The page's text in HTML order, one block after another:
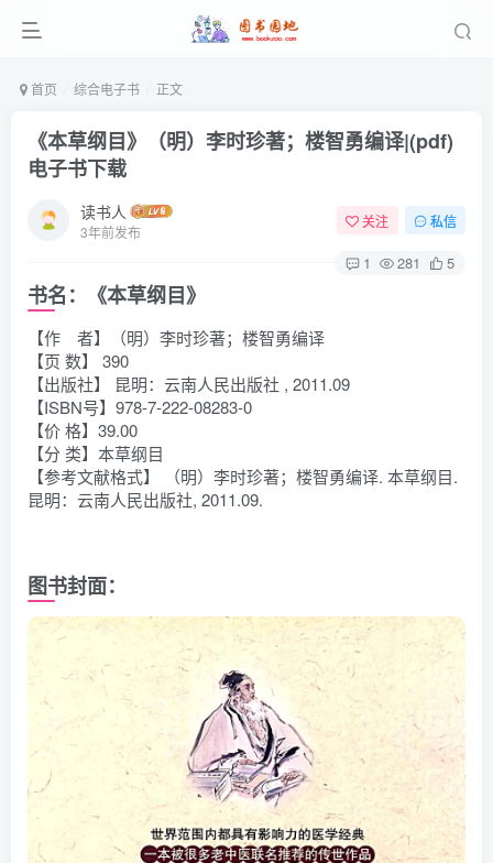
首页 综合电子书 正文
《本草纲目》（明）李时珍著；楼智勇编译|(pdf)
电子书下载
读书人
3年前发布
关注 私信
1 281 5
书名：《本草纲目》
【作 者】（明）李时珍著；楼智勇编译
【页 数】 390
【出版社】 昆明：云南人民出版社 , 2011.09
【ISBN号】978-7-222-08283-0
【价 格】39.00
【分 类】本草纲目
【参考文献格式】 （明）李时珍著；楼智勇编译. 本草纲目.
昆明：云南人民出版社, 2011.09.
图书封面：